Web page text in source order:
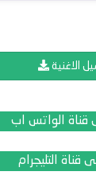
الاغنية
قناة الواتس اب
قناة التليجرام